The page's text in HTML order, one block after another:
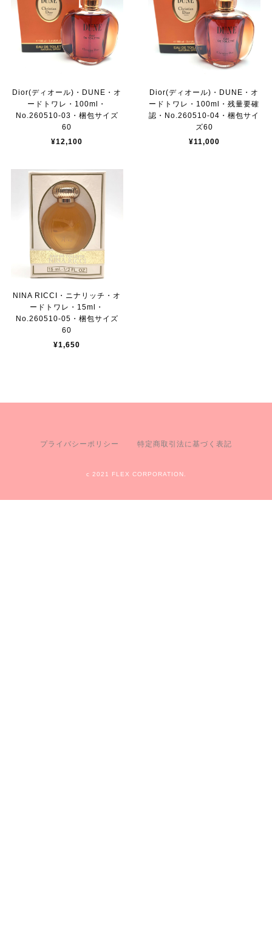
Dior(ディオール)・DUNE・オ
ードトワレ・100ml・
No.260510-03・梱包サイズ
60
¥12,100
Dior(ディオール)・DUNE・オ
ードトワレ・100ml・残量要確
認・No.260510-04・梱包サイ
ズ60
¥11,000
NINA RICCI・ニナリッチ・オ
ードトワレ・15ml・
No.260510-05・梱包サイズ
60
¥1,650
プライバシーポリシー 特定商取引法に基づく表記
c 2021 FLEX CORPORATION.